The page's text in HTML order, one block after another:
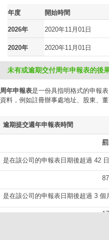
年度 開始時間
2026年 2020年11月01日
2020年 2020年11月01日
未有或逾期交付周年申報表的後
周年申報表是一份具指明格式的申報
資料，例如註冊辦事處地址、股東、董
逾期提交週年申報表時間
是在該公司的申報表日期後超過 42
是在該公司的申報表日期後超過 3 個